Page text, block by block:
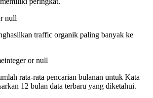
null
traffic organik paling banyak ke
integer or null
rata-rata pencarian bulanan untuk Kata
12 bulan data terbaru yang diketahui.